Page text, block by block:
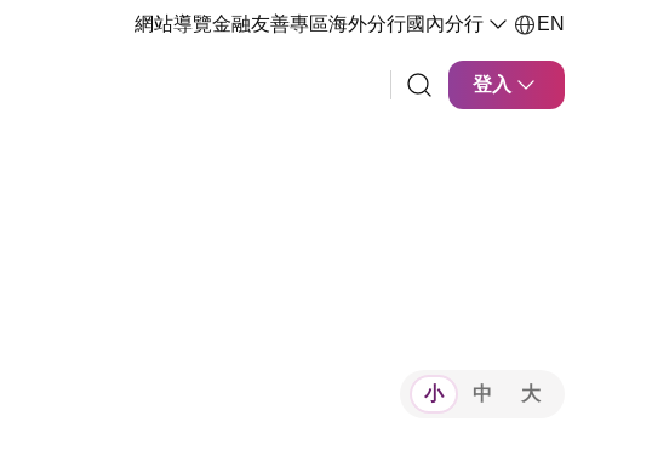
網站導覽金融友善專區海外分行國內分行 EN
登入
小 中 大